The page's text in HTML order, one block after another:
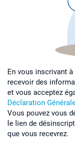
En vous inscrivant
recevoir des
et vous acceptez
Déclaration
Vous pouvez vous
le lien de
que vous recevrez.